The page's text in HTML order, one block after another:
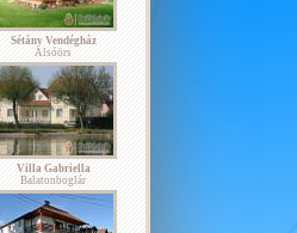
Sétány Vendégház
Alsóörs
Villa Gabriella
Balatonboglár